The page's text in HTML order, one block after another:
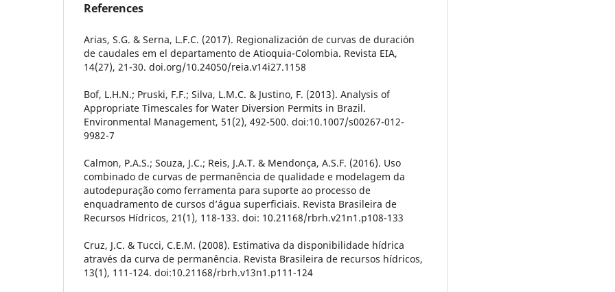
References
Arias, S.G. & Serna, L.F.C. (2017). Regionalización de curvas de duración
de caudales em el departamento de Atioquia-Colombia. Revista EIA,
14(27), 21-30. doi.org/10.24050/reia.v14i27.1158
Bof, L.H.N.; Pruski, F.F.; Silva, L.M.C. & Justino, F. (2013). Analysis of
Appropriate Timescales for Water Diversion Permits in Brazil.
Environmental Management, 51(2), 492-500. doi:10.1007/s00267-012-
9982-7
Calmon, P.A.S.; Souza, J.C.; Reis, J.A.T. & Mendonça, A.S.F. (2016). Uso
combinado de curvas de permanência de qualidade e modelagem da
autodepuração como ferramenta para suporte ao processo de
enquadramento de cursos d’água superficiais. Revista Brasileira de
Recursos Hídricos, 21(1), 118-133. doi: 10.21168/rbrh.v21n1.p108-133
Cruz, J.C. & Tucci, C.E.M. (2008). Estimativa da disponibilidade hídrica
através da curva de permanência. Revista Brasileira de recursos hídricos,
13(1), 111-124. doi:10.21168/rbrh.v13n1.p111-124